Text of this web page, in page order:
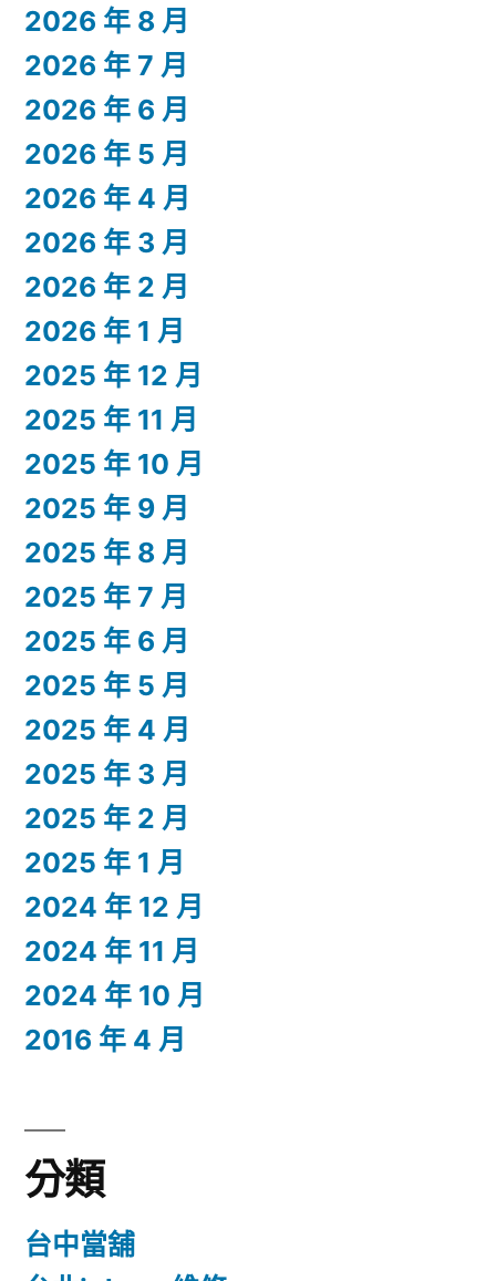
2026 年 8 月
2026 年 7 月
2026 年 6 月
2026 年 5 月
2026 年 4 月
2026 年 3 月
2026 年 2 月
2026 年 1 月
2025 年 12 月
2025 年 11 月
2025 年 10 月
2025 年 9 月
2025 年 8 月
2025 年 7 月
2025 年 6 月
2025 年 5 月
2025 年 4 月
2025 年 3 月
2025 年 2 月
2025 年 1 月
2024 年 12 月
2024 年 11 月
2024 年 10 月
2016 年 4 月
分類
台中當舖